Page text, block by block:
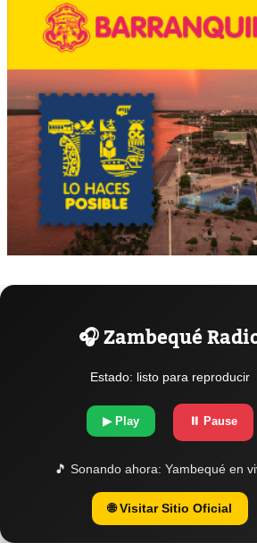
🎧 Zambequé
Estado: listo para reproducir
▶ Play ⏸ Pause
🎵 Sonando ahora: Yambequé en
🌐 Visitar Sitio Oficial